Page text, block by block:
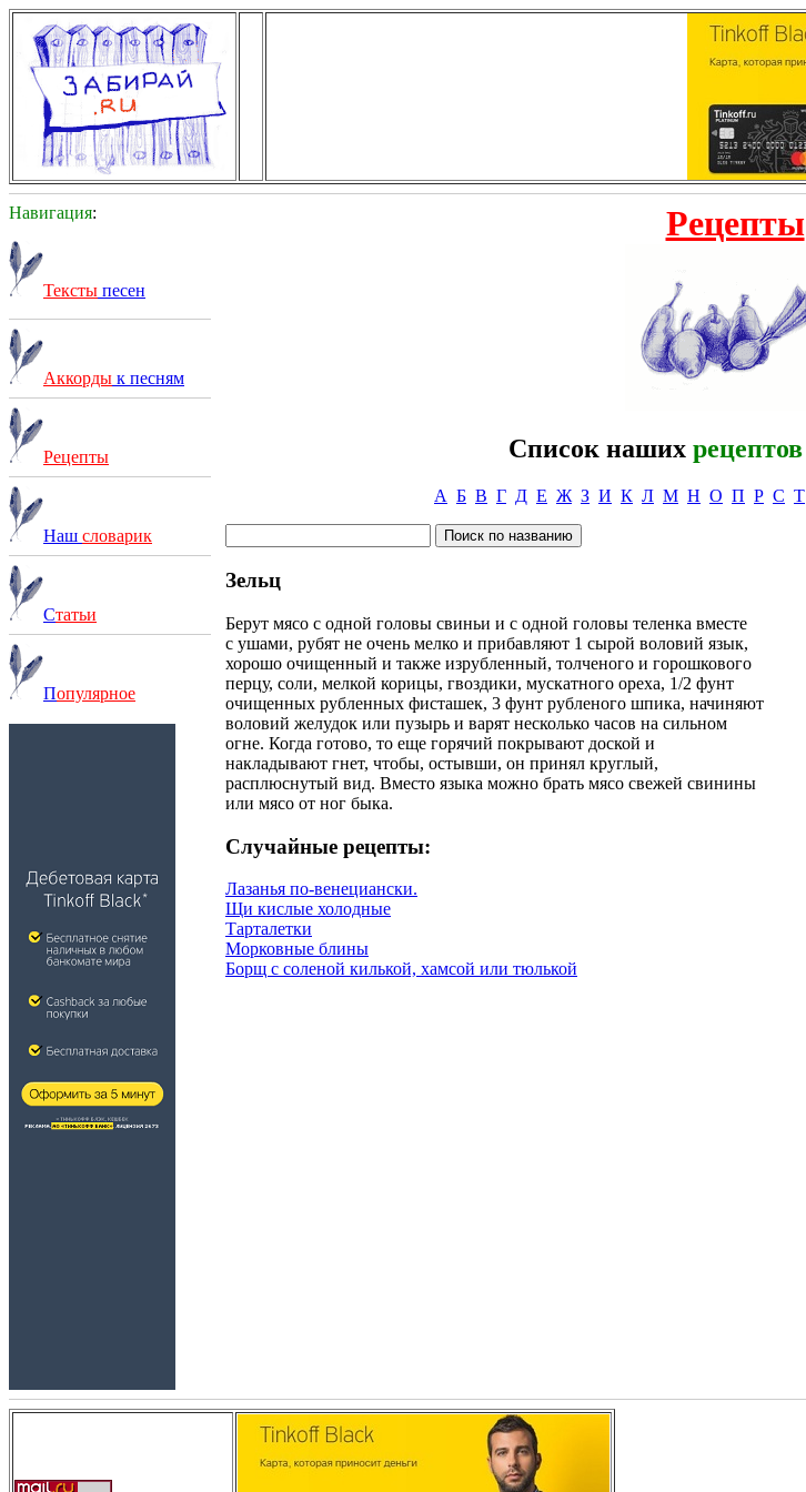
Навигация:
Тексты песен
Аккорды к песням
Рецепты
Наш словарик
Статьи
Популярное
Рецепты
Список наших рецептов
А Б В Г Д Е Ж З И К Л М Н О П Р С Т
Зельц
Берут мясо с одной головы свиньи и с одной головы теленка вместе
с ушами, рубят не очень мелко и прибавляют 1 сырой воловий язык,
хорошо очищенный и также изрубленный, толченого и горошкового
перцу, соли, мелкой корицы, гвоздики, мускатного ореха, 1/2 фунт
очищенных рубленных фисташек, 3 фунт рубленого шпика, начиняют
воловий желудок или пузырь и варят несколько часов на сильном
огне. Когда готово, то еще горячий покрывают доской и
накладывают гнет, чтобы, остывши, он принял круглый,
расплюснутый вид. Вместо языка можно брать мясо свежей свинины
или мясо от ног быка.
Случайные рецепты:
Лазанья по-венециански.
Щи кислые холодные
Тарталетки
Морковные блины
Борщ с соленой килькой, хамсой или тюлькой